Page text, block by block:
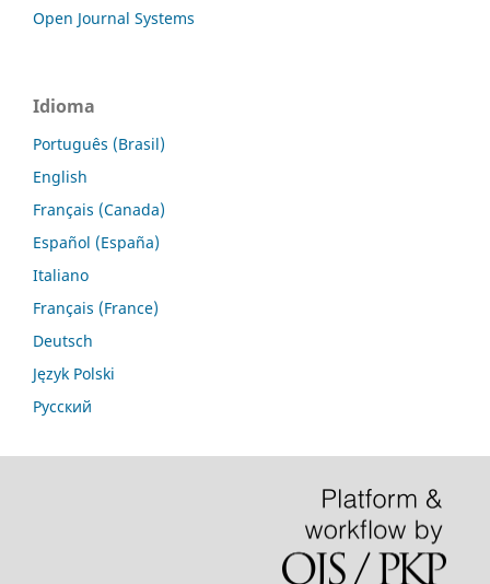
Open Journal Systems
Idioma
Português (Brasil)
English
Français (Canada)
Español (España)
Italiano
Français (France)
Deutsch
Język Polski
Русский